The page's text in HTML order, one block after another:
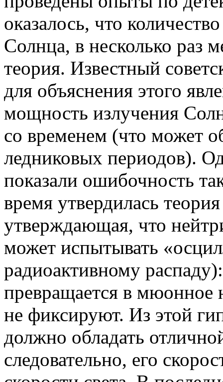
оказалось, что
Солнца, в несколько раз
теория. Известный
для объяснения этого
мощность излучения
со временем (что может
ледниковых периодов).
показали ошибочность
время утвердилась
утверждающая, что
может испытывать
радиоактивному
превращается в мюонное
не фиксируют. Из этой
должно обладать
следовательно, его